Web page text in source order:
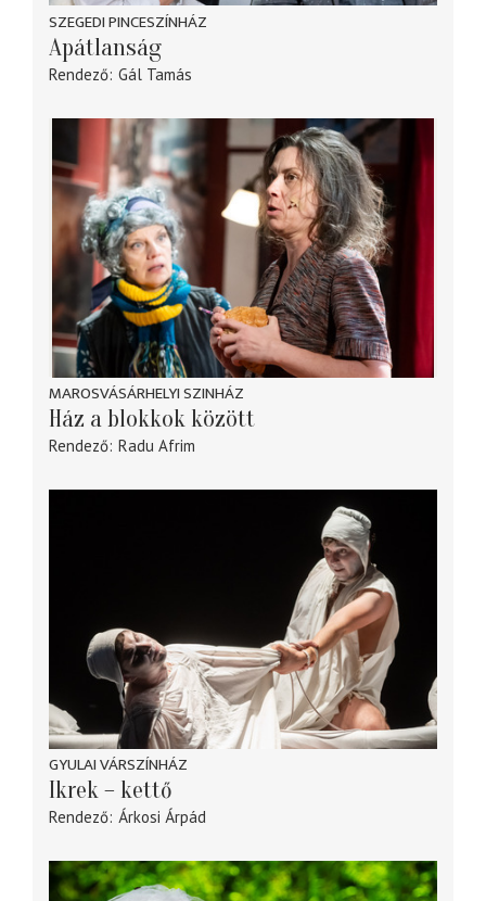
SZEGEDI PINCESZÍNHÁZ
Apátlanság
Rendező Gál Tamás
MAROSVÁSÁRHELYI SZINHÁZ
Ház a blokkok között
Rendező Radu Afrim
GYULAI VÁRSZÍNHÁZ
Ikrek – kettő
Rendező Árkosi Árpád